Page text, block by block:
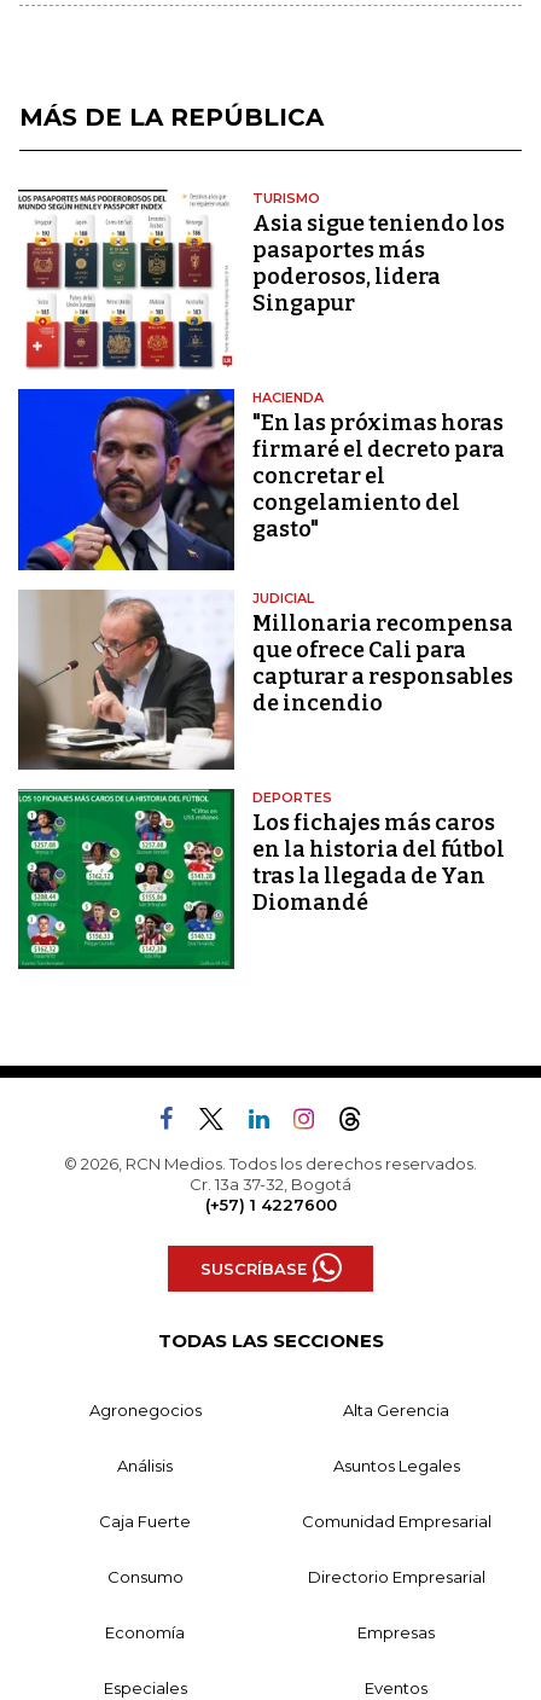
MÁS DE LA REPÚBLICA
TURISMO
Asia sigue teniendo los
pasaportes más
poderosos, lidera
Singapur
HACIENDA
"En las próximas horas
firmaré el decreto para
concretar el
congelamiento del
gasto"
JUDICIAL
Millonaria recompensa
que ofrece Cali para
capturar a responsables
de incendio
DEPORTES
Los fichajes más caros
en la historia del fútbol
tras la llegada de Yan
Diomandé
© 2026, RCN Medios. Todos los derechos reservados.
Cr. 13a 37-32, Bogotá
(+57) 1 4227600
SUSCRÍBASE
TODAS LAS SECCIONES
Agronegocios Alta Gerencia
Análisis Asuntos Legales
Caja Fuerte Comunidad Empresarial
Consumo Directorio Empresarial
Economía Empresas
Especiales Eventos